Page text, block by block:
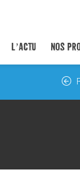
L’ACTU NOS